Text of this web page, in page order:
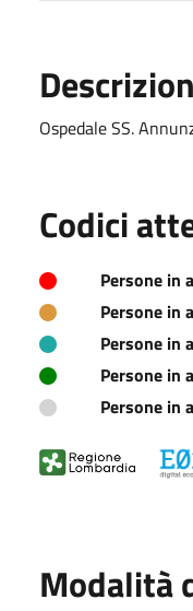
Ospedale SS.
Codici
Persone in
Persone in
Persone in
Persone in
Persone in
Modalità